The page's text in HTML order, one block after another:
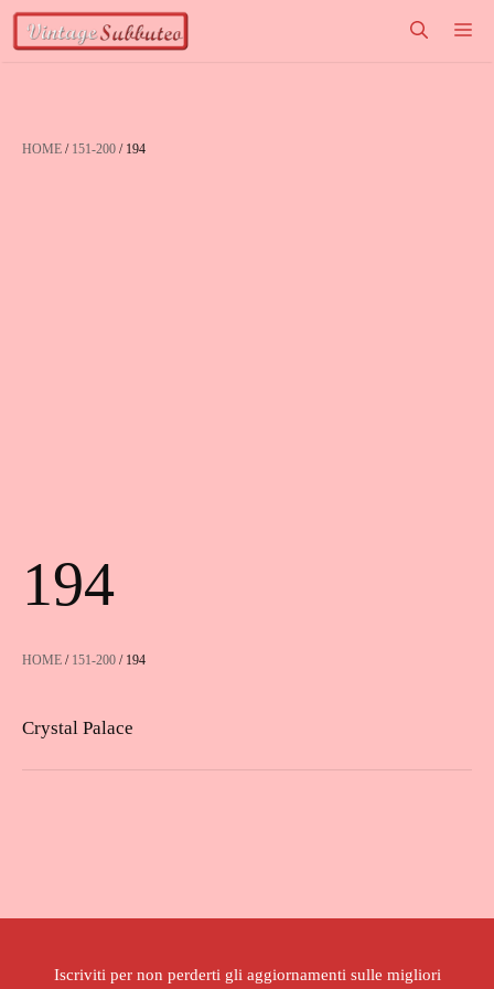
Vai
HOME / 151-200 / 194
194
HOME / 151-200 / 194
Crystal Palace
Iscriviti per non perderti gli aggiornamenti sulle migliori